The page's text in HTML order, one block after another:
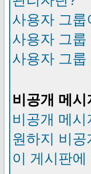
사용자 그룹
사용자 그
사용자 그
비공개 메시
비공개 메
원하지 비
이 게시판